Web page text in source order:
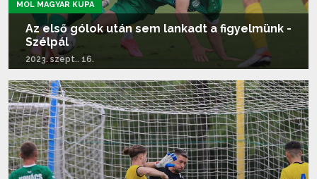
MOL MAGYAR KUPA
Az első gólok után sem lankadt a figyelmünk -
Szélpál
2023. szept.. 16.
Tovább olvasom...